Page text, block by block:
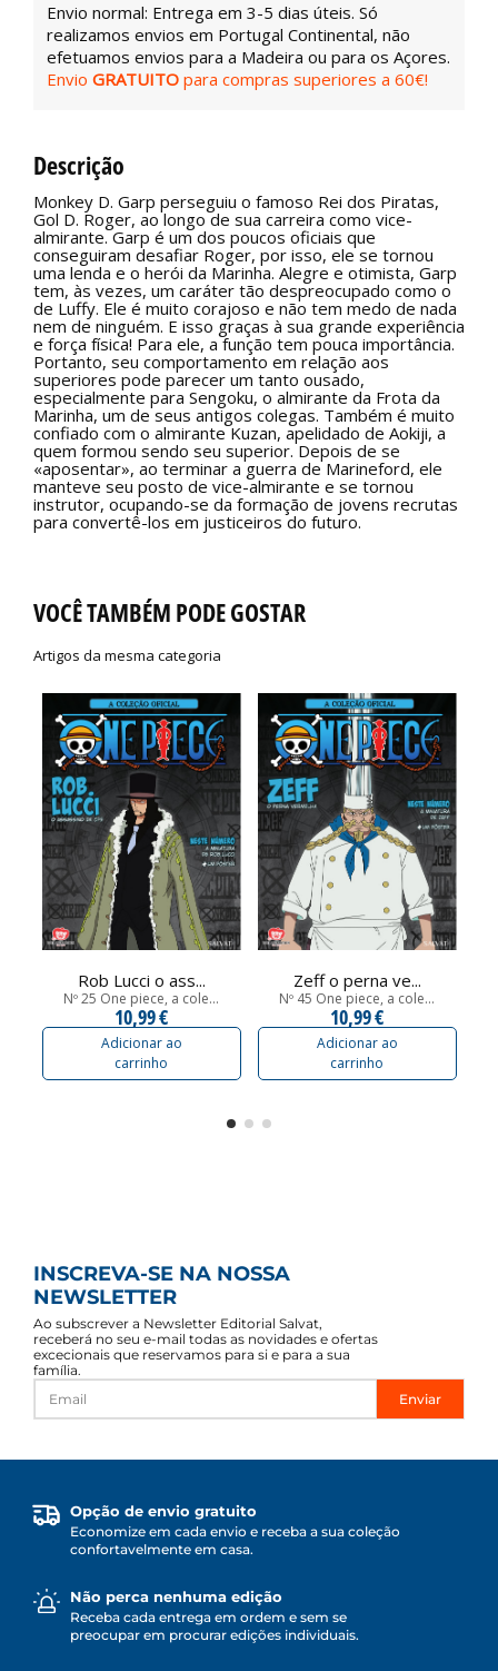
Envio normal: Entrega em 3-5 dias úteis. Só
realizamos envios em Portugal Continental, não
efetuamos envios para a Madeira ou para os Açores.
Envio GRATUITO para compras superiores a 60€!
Descrição
Monkey D. Garp perseguiu o famoso Rei dos Piratas,
Gol D. Roger, ao longo de sua carreira como vice-
almirante. Garp é um dos poucos oficiais que
conseguiram desafiar Roger, por isso, ele se tornou
uma lenda e o herói da Marinha. Alegre e otimista, Garp
tem, às vezes, um caráter tão despreocupado como o
de Luffy. Ele é muito corajoso e não tem medo de nada
nem de ninguém. E isso graças à sua grande experiência
e força física! Para ele, a função tem pouca importância.
Portanto, seu comportamento em relação aos
superiores pode parecer um tanto ousado,
especialmente para Sengoku, o almirante da Frota da
Marinha, um de seus antigos colegas. Também é muito
confiado com o almirante Kuzan, apelidado de Aokiji, a
quem formou sendo seu superior. Depois de se
«aposentar», ao terminar a guerra de Marineford, ele
manteve seu posto de vice-almirante e se tornou
instrutor, ocupando-se da formação de jovens recrutas
para convertê-los em justiceiros do futuro.
VOCÊ TAMBÉM PODE GOSTAR
Artigos da mesma categoria
Rob Lucci o ass...
Nº 25 One piece, a cole...
10,99 €
Adicionar ao
carrinho
Zeff o perna ve...
Nº 45 One piece, a cole...
10,99 €
Adicionar ao
carrinho
INSCREVA-SE NA NOSSA
NEWSLETTER
Ao subscrever a Newsletter Editorial Salvat,
receberá no seu e-mail todas as novidades e ofertas
excecionais que reservamos para si e para a sua
família.
Enviar
Opção de envio gratuito
Economize em cada envio e receba a sua coleção
confortavelmente em casa.
Não perca nenhuma edição
Receba cada entrega em ordem e sem se
preocupar em procurar edições individuais.